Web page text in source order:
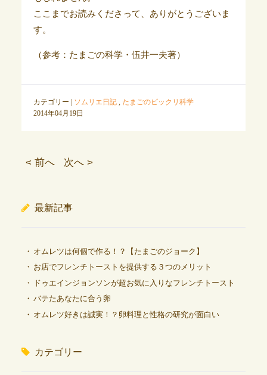
ここまでお読みくださって、ありがとうございま
す。
（参考：たまごの科学・伍井一夫著）
カテゴリー | ソムリエ日記, たまごのビックリ科学
2014年04月19日
< 前へ 次へ >
最新記事
オムレツは何個で作る！？【たまごのジョーク】
お店でフレンチトーストを提供する３つのメリット
ドゥエインジョンソンが超お気に入りなフレンチトースト
バテたあなたに合う卵
オムレツ好きは誠実！？卵料理と性格の研究が面白い
カテゴリー